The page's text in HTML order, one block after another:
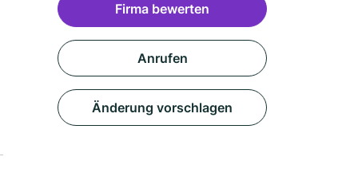
Firma bewerten
Anrufen
Änderung vorschlagen